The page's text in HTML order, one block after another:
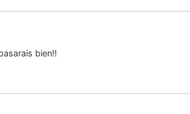
bien!!